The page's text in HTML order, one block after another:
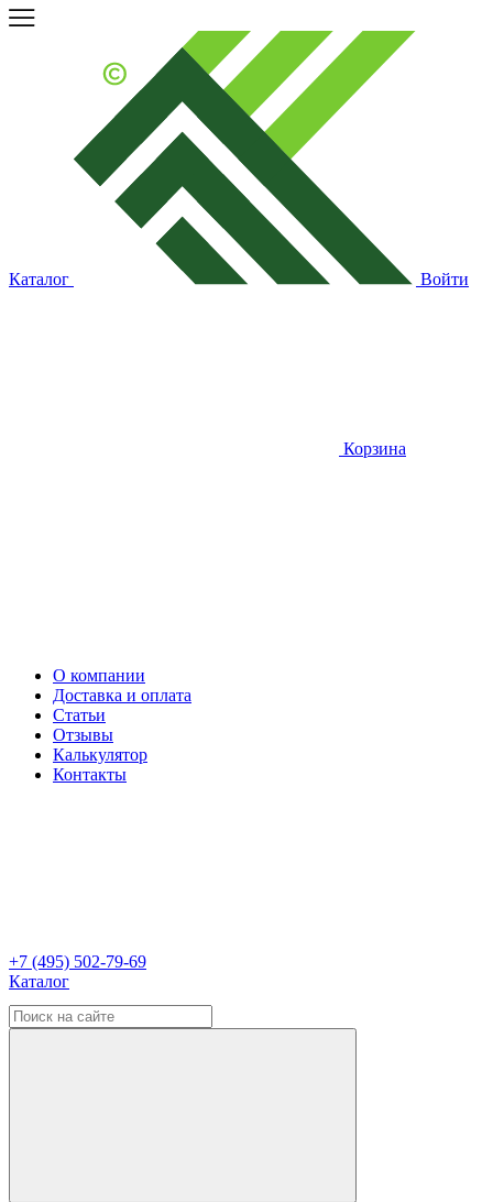
Каталог Войти
Корзина
О компании
Доставка и оплата
Статьи
Отзывы
Калькулятор
Контакты
+7 (495) 502-79-69
Каталог